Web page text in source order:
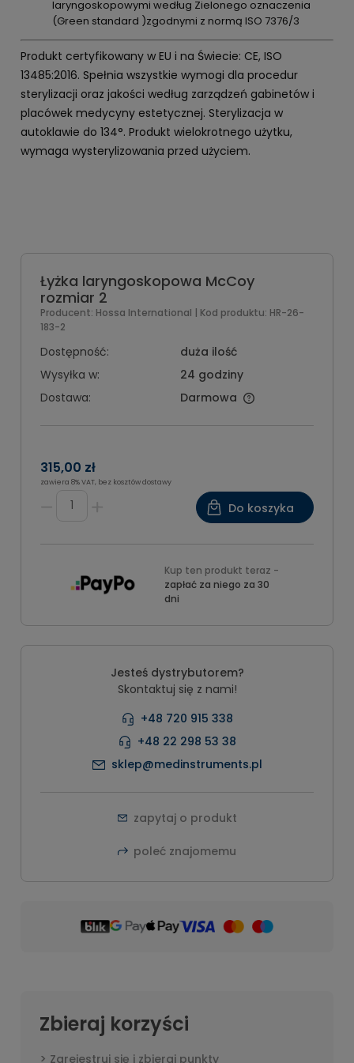
laryngoskopowymi według Zielonego oznaczenia
(Green standard )zgodnymi z normą ISO 7376/3
Produkt certyfikowany w EU i na Świecie: CE, ISO
13485:2016. Spełnia wszystkie wymogi dla procedur
sterylizacji oraz jakości według zarządzeń gabinetów i
placówek medycyny estetycznej. Sterylizacja w
autoklawie do 134°. Produkt wielokrotnego użytku,
wymaga wysterylizowania przed użyciem.
Łyżka laryngoskopowa McCoy
rozmiar 2
Producent: Hossa International | Kod produktu: HR-26-
183-2
Dostępność:
duża ilość
Wysyłka w:
24 godziny
Dostawa:
Darmowa
315,00 zł
zawiera 8% VAT, bez kosztów dostawy
Do koszyka
Kup ten produkt teraz -
zapłać za niego za 30
dni
Jesteś dystrybutorem?
Skontaktuj się z nami!
+48 720 915 338
+48 22 298 53 38
sklep@medinstruments.pl
zapytaj o produkt
poleć znajomemu
Zbieraj korzyści
Zarejestruj się i zbieraj punkty